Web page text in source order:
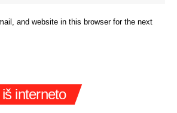
and website in this browser for the next
interneto